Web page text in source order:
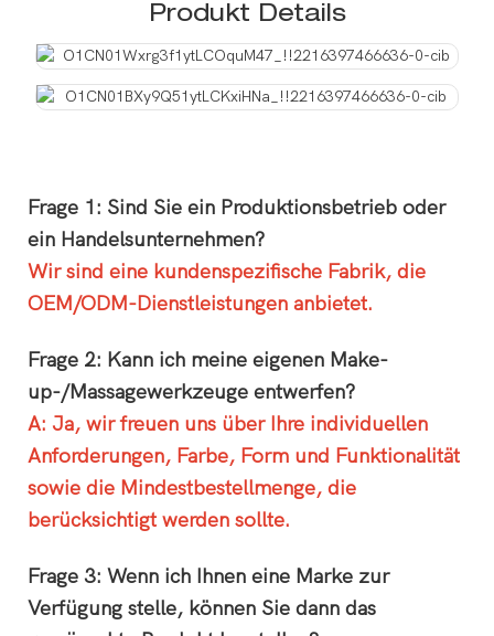
Produkt Details
Frage 1: Sind Sie ein Produktionsbetrieb oder
ein Handelsunternehmen?
Wir sind eine kundenspezifische Fabrik, die
OEM/ODM-Dienstleistungen anbietet.
Frage 2: Kann ich meine eigenen Make-
up-/Massagewerkzeuge entwerfen?
A: Ja, wir freuen uns über Ihre individuellen
Anforderungen, Farbe, Form und Funktionalität
sowie die Mindestbestellmenge, die
berücksichtigt werden sollte.
Frage 3: Wenn ich Ihnen eine Marke zur
Verfügung stelle, können Sie dann das